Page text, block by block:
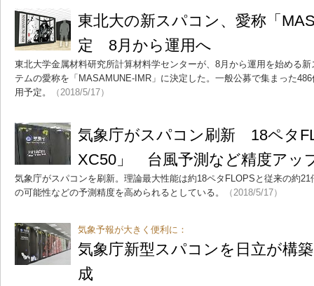
東北大の新スパコン、愛称「
定 8月から運用へ
東北大学金属材料研究所計算材料学センターが、8月から運用を始める
テムの愛称を「MASAMUNE-IMR」に決定した。一般公募で集まった
用予定。
（2018/5/17）
気象庁がスパコン刷新 18ペタ
XC50」 台風予測など精度アッ
気象庁がスパコンを刷新。理論最大性能は約18ペタFLOPSと従来の約
の可能性などの予測精度を高められるとしている。
（2018/5/17）
気象予報が大きく便利に：
気象庁新型スパコンを日立が構
成